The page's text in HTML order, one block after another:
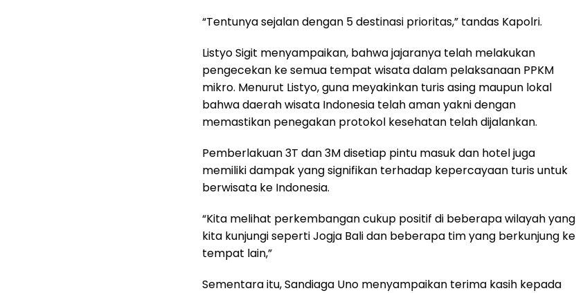
“Tentunya sejalan dengan 5 destinasi prioritas,” tandas Kapolri.
Listyo Sigit menyampaikan, bahwa jajaranya telah melakukan
pengecekan ke semua tempat wisata dalam pelaksanaan PPKM
mikro. Menurut Listyo, guna meyakinkan turis asing maupun lokal
bahwa daerah wisata Indonesia telah aman yakni dengan
memastikan penegakan protokol kesehatan telah dijalankan.
Pemberlakuan 3T dan 3M disetiap pintu masuk dan hotel juga
memiliki dampak yang signifikan terhadap kepercayaan turis untuk
berwisata ke Indonesia.
“Kita melihat perkembangan cukup positif di beberapa wilayah yang
kita kunjungi seperti Jogja Bali dan beberapa tim yang berkunjung ke
tempat lain,”
Sementara itu, Sandiaga Uno menyampaikan terima kasih kepada